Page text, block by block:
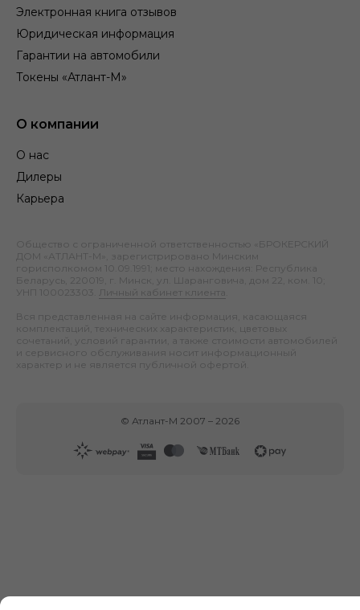
Электронная книга отзывов
Юридическая информация
Гарантии на автомобили
Токены «Атлант-М»
О компании
О нас
Дилеры
Карьера
Общество с ограниченной ответственностью «БРОКЕРСКИЙ
ДОМ «АТЛАНТ-М», зарегистрировано Минским
горисполкомом 10.09.1991; место нахождения: Республика
Беларусь, 220019, г. Минск, ул. Шаранговича, дом 22, ком. 10;
УНП 100023303.
Личный кабинет клиента
Вся представленная на сайте информация, касающаяся
комплектаций, технических характеристик, цветовых
сочетаний, условий гарантии, а также стоимости автомобилей
и сервисного обслуживания носит информационный
характер и не является публичной офертой.
© Атлант-М 2007 – 2026